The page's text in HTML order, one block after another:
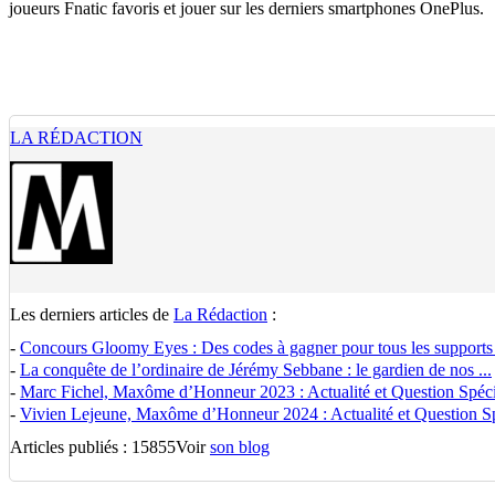
joueurs Fnatic favoris et jouer sur les derniers smartphones OnePlus.
LA RÉDACTION
Les derniers articles de La Rédaction :
- Concours Gloomy Eyes : Des codes à gagner pour tous les
- La conquête de l’ordinaire de Jérémy Sebbane : le gardien de nos ...
- Marc Fichel, Maxôme d’Honneur 2023 : Actualité et Question
- Vivien Lejeune, Maxôme d’Honneur 2024 : Actualité et Question
Articles publiés : 15855Voirson blog